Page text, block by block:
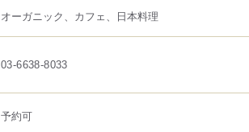
オーガニック、カフェ、日本料理
03-6638-8033
予約可